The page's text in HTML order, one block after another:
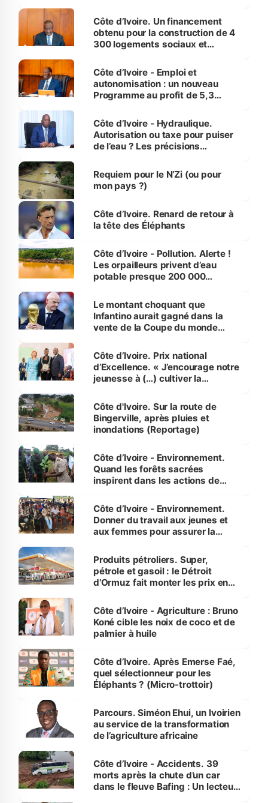
Côte d’Ivoire. Un financement
obtenu pour la construction de 4
300 logements sociaux et
et Yamoussoukro
Côte d’Ivoire - Emploi et
autonomisation : un nouveau
Programme au profit de 5,3
Côte d’Ivoire - Hydraulique.
Autorisation ou taxe pour puiser
de l’eau ? Les précisions
Requiem pour le N’Zi (ou pour
mon pays ?)
Côte d’Ivoire. Renard de retour à
la tête des Éléphants
Côte d’Ivoire - Pollution. Alerte !
Les orpailleurs privent d’eau
potable presque 200 000
Le montant choquant que
Infantino aurait gagné dans la
vente de la Coupe du monde
Côte d’Ivoire. Prix national
d’Excellence. « J’encourage notre
jeunesse à (…) cultiver la
(Alassane Ouattara
Côte d'Ivoire. Sur la route de
Bingerville, après pluies et
inondations (Reportage)
Côte d’Ivoire - Environnement.
Quand les forêts sacrées
inspirent dans les actions de
Côte d’Ivoire - Environnement.
Donner du travail aux jeunes et
aux femmes pour assurer la
menacées
Produits pétroliers. Super,
pétrole et gasoil : le Détroit
d’Ormuz fait monter les prix en
Côte d’Ivoire - Agriculture : Bruno
Koné cible les noix de coco et de
palmier à huile
Côte d’Ivoire. Après Emerse Faé,
quel sélectionneur pour les
Éléphants ? (Micro-trottoir)
Parcours. Siméon Ehui, un Ivoirien
au service de la transformation
de l’agriculture africaine
Côte d’Ivoire - Accidents. 39
morts après la chute d’un car
dans le fleuve Bafing : Un lecteur